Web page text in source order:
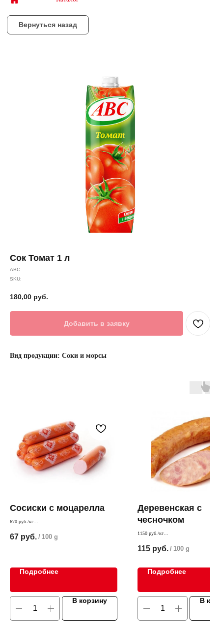
Сок Томат 1 л
АВС
SKU:
180,00 руб.
Добавить в заявку
Вид продукции: Соки и морсы
Сосиски с моцарелла
670 руб./кг
67 руб. / 100 g
Подробнее
В корзину
Деревенская с
чесночком
1150 руб./кг
придает чеснок
115 руб. / 100 g
Подробнее
В